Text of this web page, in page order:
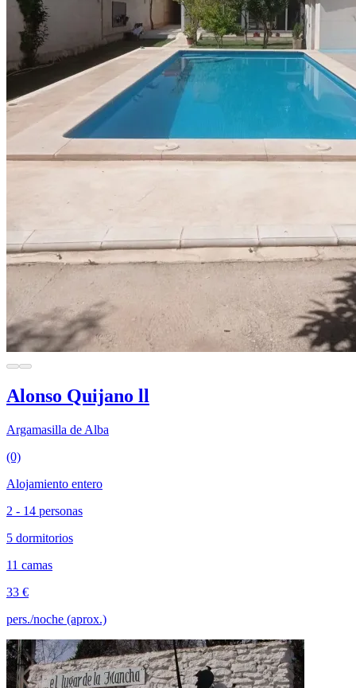
Alonso Quijano ll
Argamasilla de Alba
(0)
Alojamiento entero
2 - 14 personas
5 dormitorios
11 camas
33 €
pers./noche (aprox.)